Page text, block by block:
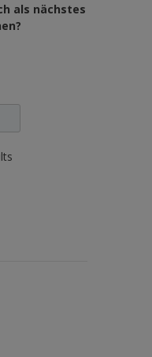
als nächstes